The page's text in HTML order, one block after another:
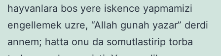
hayvanlara bos yere iskence yapmamizi
engellemek uzre, “Allah gunah yazar” derdi
annem; hatta onu da somutlastirip torba